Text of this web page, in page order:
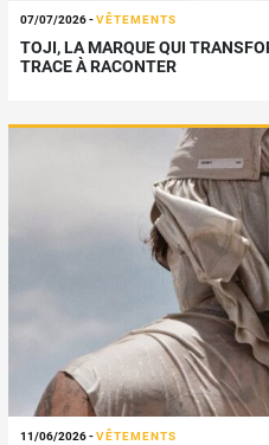
07/07/2026-VÊTEMENTS
TOJI, LA MARQUE QUI
TRACE À RACONTER
11/06/2026-VÊTEMENTS